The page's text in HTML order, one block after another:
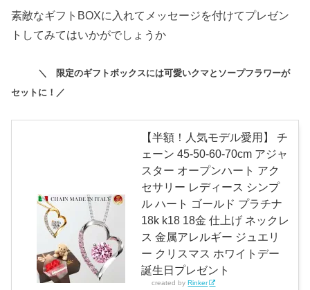
素敵なギフトBOXに入れてメッセージを付けてプレゼン
トしてみてはいかがでしょうか
＼ 限定のギフトボックスには可愛いクマとソープフラワーが
セットに！／
【半額！人気モデル愛用】 チ
ェーン 45-50-60-70cm アジャ
スター オープンハート アク
セサリー レディース シンプ
ル ハート ゴールド プラチナ
18k k18 18金 仕上げ ネックレ
ス 金属アレルギー ジュエリ
ー クリスマス ホワイトデー
誕生日プレゼント
created byRinker